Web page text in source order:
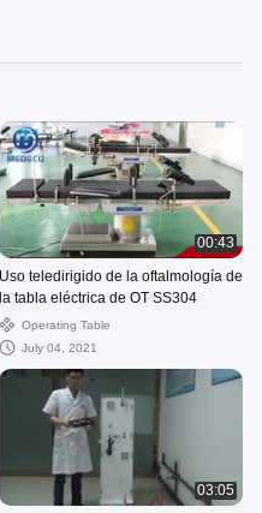
00:43
Uso teledirigido de la oftalmología de
la tabla eléctrica de OT SS304
Operating Table
July 04, 2021
03:05